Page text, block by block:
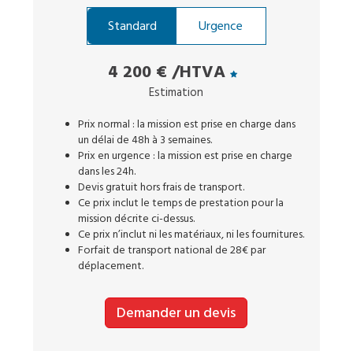
Standard Urgence
4 200 € /HTVA
Estimation
Prix normal : la mission est prise en charge dans
un délai de 48h à 3 semaines.
Prix en urgence : la mission est prise en charge
dans les 24h.
Devis gratuit hors frais de transport.
Ce prix inclut le temps de prestation pour la
mission décrite ci-dessus.
Ce prix n’inclut ni les matériaux, ni les fournitures.
Forfait de transport national de 28€ par
déplacement.
Demander un devis